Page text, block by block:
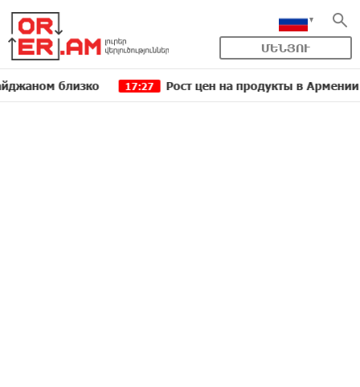
ՄԵՆՅՈՒ
близко 17:27 Рост цен на продукты в Армении